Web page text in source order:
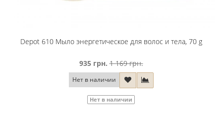
Depot 610 Мыло энергетическое для волос и тела, 70 g
935 грн. 1 169 грн.
Нет в наличии
Нет в наличии